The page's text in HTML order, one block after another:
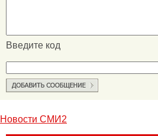
Введите код
Новости СМИ2